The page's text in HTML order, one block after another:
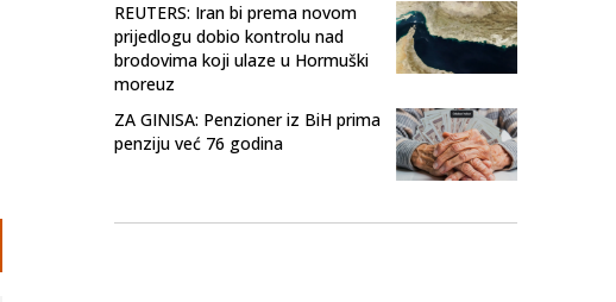
REUTERS: Iran bi prema novom
prijedlogu dobio kontrolu nad
brodovima koji ulaze u Hormuški
moreuz
ZA GINISA: Penzioner iz BiH prima
penziju već 76 godina